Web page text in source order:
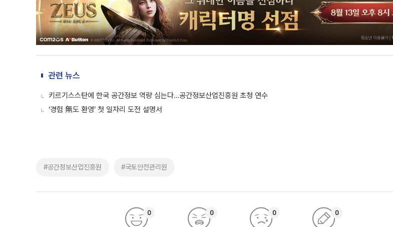
관련 뉴스
키르기스스탄에 한국 공간정보 역량 심는다…공간정보산업진흥원 초청 연수
‘경험 無도 환영’ 첫 일자리 도전 설명서
#공간정보산업진흥원 #국토안전관리원
0 0 0 0